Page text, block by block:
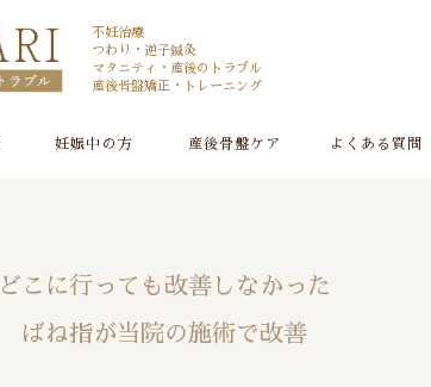
不妊治療
つわり・逆子鍼灸
マタニティ・産後のトラブル
産後骨盤矯正・トレーニング
妊娠中の方 産後骨盤ケア よくある質問
どこに行っても改善しなかった
ばね指が当院の施術で改善